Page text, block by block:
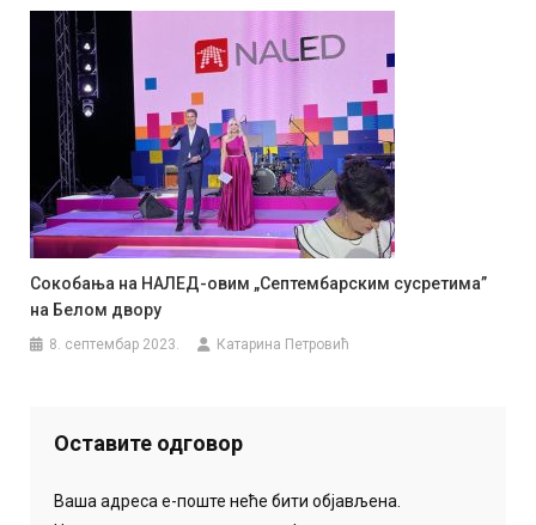
Сокобања на НАЛЕД-овим „Септембарским сусретима”
на Белом двору
8. септембар 2023. Катарина Петровић
Оставите одговор
Ваша адреса е-поште неће бити објављена.